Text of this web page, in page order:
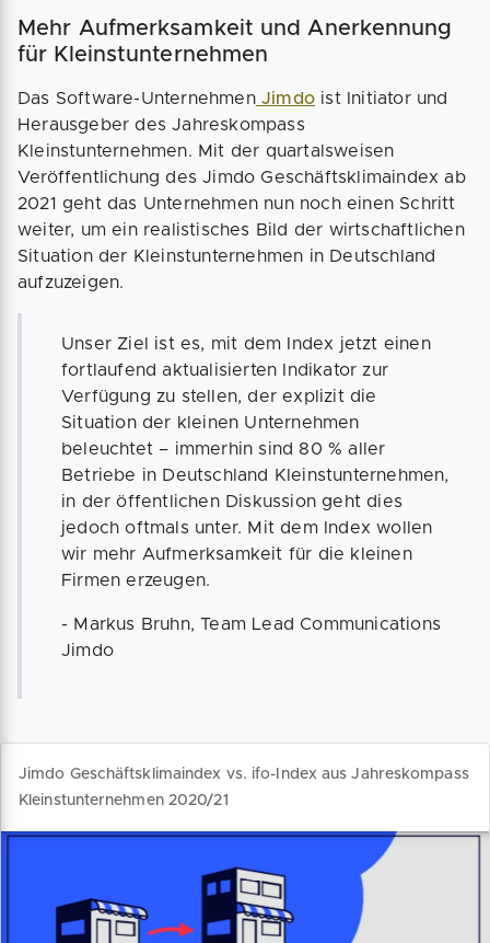
Mehr Aufmerksamkeit und Anerkennung
für Kleinstunternehmen
Das Software-UnternehmenJimdo ist Initiator und
Herausgeber des Jahreskompass
Kleinstunternehmen. Mit der quartalsweisen
Veröffentlichung des Jimdo Geschäftsklimaindex ab
2021 geht das Unternehmen nun noch einen Schritt
weiter, um ein realistisches Bild der wirtschaftlichen
Situation der Kleinstunternehmen in Deutschland
aufzuzeigen.
Unser Ziel ist es, mit dem Index jetzt einen
fortlaufend aktualisierten Indikator zur
Verfügung zu stellen, der explizit die
Situation der kleinen Unternehmen
beleuchtet – immerhin sind 80 % aller
Betriebe in Deutschland Kleinstunternehmen,
in der öffentlichen Diskussion geht dies
jedoch oftmals unter. Mit dem Index wollen
wir mehr Aufmerksamkeit für die kleinen
Firmen erzeugen.
- Markus Bruhn, Team Lead Communications
Jimdo
Jimdo Geschäftsklimaindex vs. ifo-Index aus Jahreskompass
Kleinstunternehmen 2020/21